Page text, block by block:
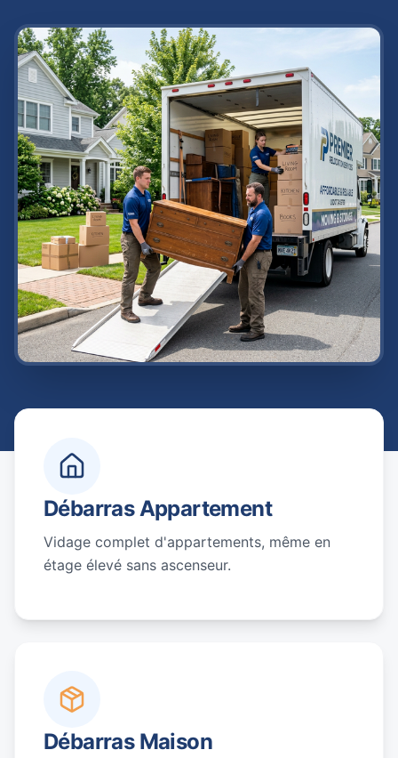
Débarras Appartement
Vidage complet d'appartements, même en
étage élevé sans ascenseur.
Débarras Maison